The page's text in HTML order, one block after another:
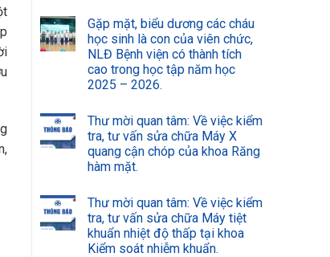
Gặp mặt, biểu dương các cháu
học sinh là con của viên chức,
NLĐ Bệnh viện có thành tích
cao trong học tập năm học
2025 – 2026.
Thư mời quan tâm: Về việc kiểm
tra, tư vấn sửa chữa Máy X
quang cận chóp của khoa Răng
hàm mặt.
Thư mời quan tâm: Về việc kiểm
tra, tư vấn sửa chữa Máy tiệt
khuẩn nhiệt độ thấp tại khoa
Kiểm soát nhiễm khuẩn.